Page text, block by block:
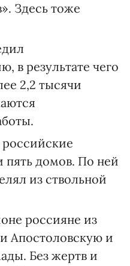
Здесь тоже
в результате чего
2,2 тысячи
пять домов. По ней
из ствольной
россияне из
Апостоловскую и
Без жертв и